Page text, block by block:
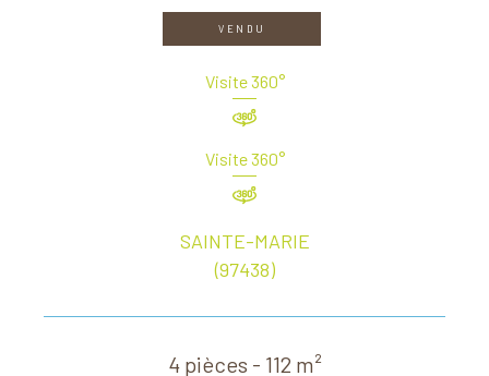
VENDU
Visite 360°
Visite 360°
SAINTE-MARIE
(97438)
4 pièces - 112 m²